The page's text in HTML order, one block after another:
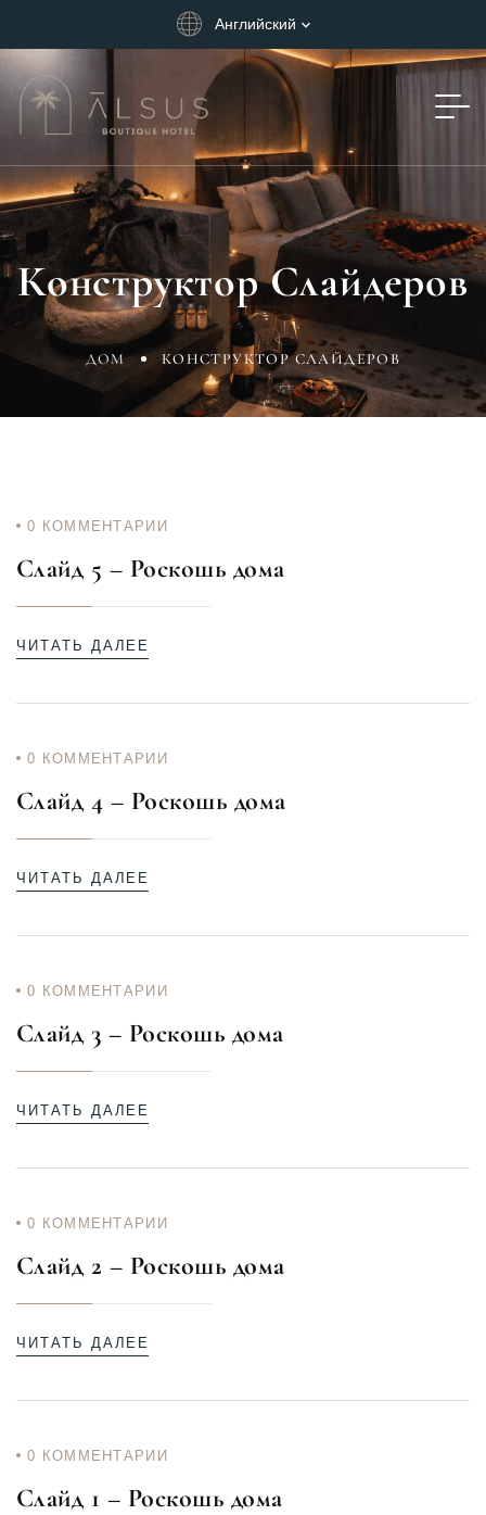
Английский
Конструктор Слайдеров
ДОМ КОНСТРУКТОР СЛАЙДЕРОВ
0 КОММЕНТАРИИ
Слайд 5 – Роскошь дома
ЧИТАТЬ ДАЛЕЕ
0 КОММЕНТАРИИ
Слайд 4 – Роскошь дома
ЧИТАТЬ ДАЛЕЕ
0 КОММЕНТАРИИ
Слайд 3 – Роскошь дома
ЧИТАТЬ ДАЛЕЕ
0 КОММЕНТАРИИ
Слайд 2 – Роскошь дома
ЧИТАТЬ ДАЛЕЕ
0 КОММЕНТАРИИ
Слайд 1 – Роскошь дома